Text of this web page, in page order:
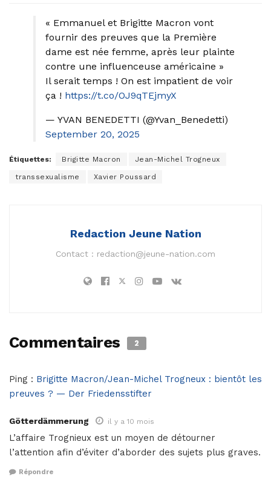
« Emmanuel et Brigitte Macron vont
fournir des preuves que la Première
dame est née femme, après leur plainte
contre une influenceuse américaine »
Il serait temps ! On est impatient de voir
ça ! https://t.co/OJ9qTEjmyX
— YVAN BENEDETTI (@Yvan_Benedetti)
September 20, 2025
Étiquettes: Brigitte Macron Jean-Michel Trogneux
transsexualisme Xavier Poussard
Redaction Jeune Nation
Contact : redaction@jeune-nation.com
Commentaires 2
Ping : Brigitte Macron/Jean-Michel Trogneux : bientôt les
preuves ? — Der Friedensstifter
Götterdämmerung il y a 10 mois
L’affaire Trognieux est un moyen de détourner
l’attention afin d’éviter d’aborder des sujets plus graves.
Répondre